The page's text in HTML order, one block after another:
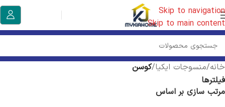
Skip to navigation
Skip to main content
خانه/منسوجات ایکیا/کوسن
فیلترها
مرتب سازی بر اساس